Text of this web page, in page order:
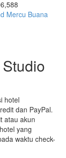
Mercu Buana
hotel
dan PayPal.
atau akun
yang
waktu check-